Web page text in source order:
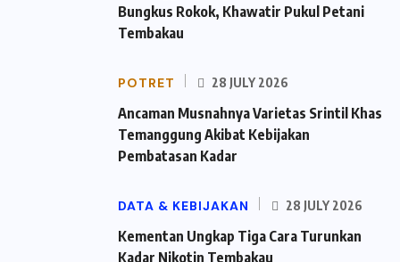
Bungkus Rokok, Khawatir Pukul Petani
Tembakau
POTRET 28 JULY 2026
Ancaman Musnahnya Varietas Srintil Khas
Temanggung Akibat Kebijakan
Pembatasan Kadar
DATA & KEBIJAKAN 28 JULY 2026
Kementan Ungkap Tiga Cara Turunkan
Kadar Nikotin Tembakau